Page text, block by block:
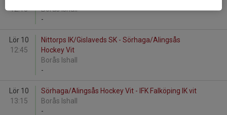
12:15
Borås Ishall
-
Lör 10
12:45
Nittorps IK/Gislaveds SK - Sörhaga/Alingsås
Hockey Vit
Borås Ishall
-
Lör 10
13:15
Sörhaga/Alingsås Hockey Vit - IFK Falköping IK vit
Borås Ishall
-